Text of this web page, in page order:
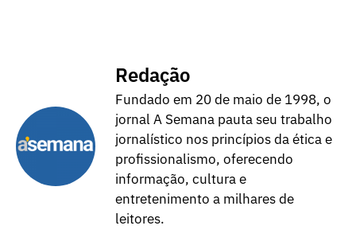
Redação
Fundado em 20 de maio de 1998, o
jornal A Semana pauta seu trabalho
jornalístico nos princípios da ética e
profissionalismo, oferecendo
informação, cultura e
entretenimento a milhares de
leitores.